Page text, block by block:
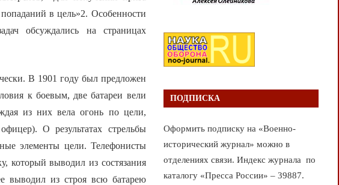
в цель»2. Особенности
обсуждались на страницах
В 1901 году был предложен
к боевым, две батареи вели
из них вела огонь по цели,
О результатах стрельбы
элементы цели. Телефонисты
который выводил из состязания
выводил из строя всю батарею
ПОДПИСКА
Оформить подписку на «Военно-
исторический журнал» можно в
отделениях связи. Индекс журнала по
каталогу «Пресса России» – 39887.